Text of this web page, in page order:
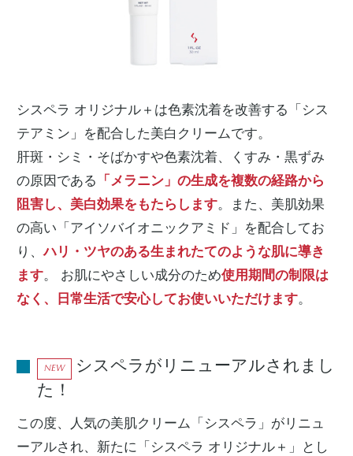
シスペラ オリジナル＋は色素沈着を改善する「シス
テアミン」を配合した美白クリームです。
肝斑・シミ・そばかすや色素沈着、くすみ・黒ずみ
の原因である
「メラニン」の生成を複数の経路から
阻害し、美白効果をもたらします。また、美肌効果
の高い「アイソバイオニックアミド」を配合してお
り、ハリ・ツヤのある生まれたてのような肌に導き
ます。 お肌にやさしい成分のため使用期間の制限は
なく、日常生活で安心してお使いいただけます。
NEW
シスペラがリニューアルされまし
た！
この度、人気の美肌クリーム「シスペラ」がリニュ
ーアルされ、新たに「シスペラ オリジナル＋」とし